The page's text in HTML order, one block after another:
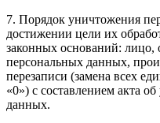
7. Порядок уничтожения
достижении цели их
законных оснований: лицо,
персональных данных,
перезаписи (замена всех
«0») с составлением акта
данных.